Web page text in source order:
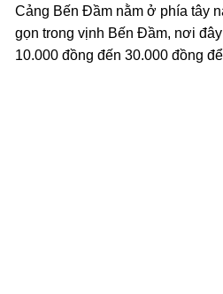
Cảng Bến Đầm nằm ở phía tây
gọn trong vịnh Bến Đầm, nơi
10.000 đồng đến 30.000 đồng